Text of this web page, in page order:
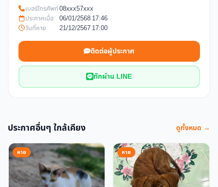
เบอร์โทรศัพท์08xxx57xxx
ประกาศเมื่อ
06/01/2568 17:46
วันที่หาย
21/12/2567 17:00
ติดต่อผู้ประกาศ
ทักผ่าน LINE
ประกาศอื่นๆ ใกล้เคียง ดูทั้งหมด →
หาย หาย